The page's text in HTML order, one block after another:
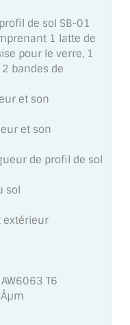
de sol SB-01
1 latte de
pour le verre, 1
bandes de
et son
et son
de profil de sol
sol
extérieur
T6